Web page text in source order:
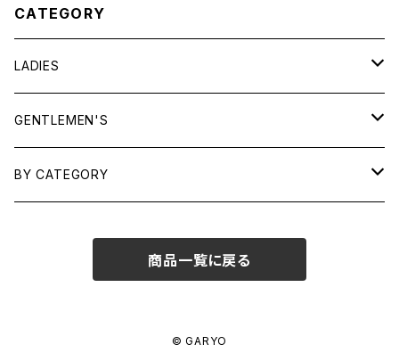
CATEGORY
LADIES
TOPS
SHIRTS
OUTERWEAR
GENTLEMEN'S
TOPS
BY CATEGORY
商品一覧に戻る
© GARYO